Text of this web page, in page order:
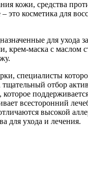
кожи, средства
косметика для
для ухода за
маска с маслом
специалисты
отбор
всесторонний
высокой
для ухода и лечения.